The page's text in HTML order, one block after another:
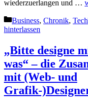
wiederzuerlangen und …
Kategorien
Business, Chronik,
hinterlassen
„Bitte designe
was“ – die
mit (Web- und
Grafik-